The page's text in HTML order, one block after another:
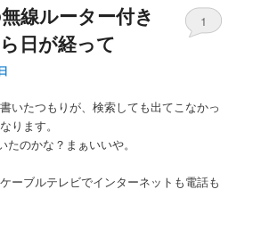
線ルーター付き
日が経って
1
いたつもりが、検索しても出てこなかっ
ります。
のかな？まぁいいや。
ーブルテレビでインターネットも電話も